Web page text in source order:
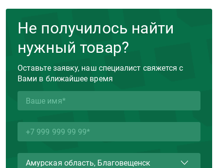
Не получилось найти
нужный товар?
Оставьте заявку, наш специалист свяжется с
Вами в ближайшее время